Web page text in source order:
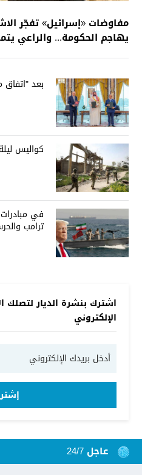
مفاوضات «إسرائيل» تفجّر
يهاجم الحكومة... والراعي
بعد "اتفاق
كواليس
في مبادرات
ترامب
اشترك بنشرة الديار لتصلك
الإلكتروني
عاجل 24/7